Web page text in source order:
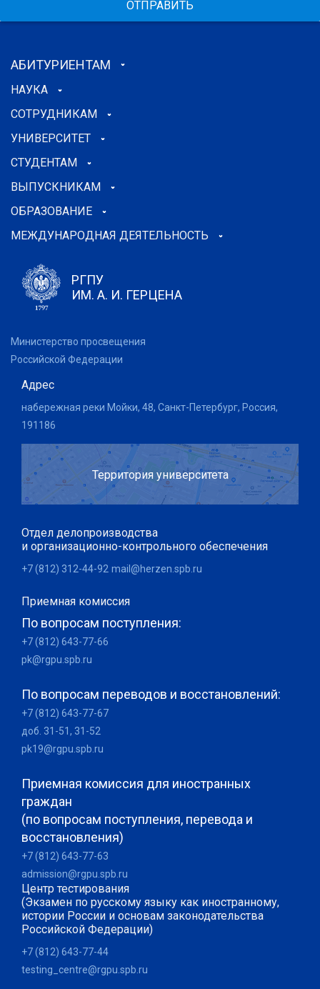
ОТПРАВИТЬ
АБИТУРИЕНТАМ
НАУКА
СОТРУДНИКАМ
УНИВЕРСИТЕТ
СТУДЕНТАМ
ВЫПУСКНИКАМ
ОБРАЗОВАНИЕ
МЕЖДУНАРОДНАЯ ДЕЯТЕЛЬНОСТЬ
РГПУ
ИМ. А. И. ГЕРЦЕНА
Министерство просвещения
Российской Федерации
Адрес
набережная реки Мойки, 48, Санкт-Петербург, Россия,
191186
Территория университета
Отдел делопроизводства
и организационно-контрольного обеспечения
+7 (812) 312-44-92 mail@herzen.spb.ru
Приемная комиссия
По вопросам поступления:
+7 (812) 643-77-66
pk@rgpu.spb.ru
По вопросам переводов и восстановлений:
+7 (812) 643-77-67
доб. 31-51, 31-52
pk19@rgpu.spb.ru
Приемная комиссия для иностранных
граждан
(по вопросам поступления, перевода и
восстановления)
+7 (812) 643-77-63
admission@rgpu.spb.ru
Центр тестирования
(Экзамен по русскому языку как иностранному,
истории России и основам законодательства
Российской Федерации)
+7 (812) 643-77-44
testing_centre@rgpu.spb.ru